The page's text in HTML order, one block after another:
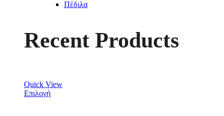
Πέδιλα
Recent Products
Quick View
Επιλογή